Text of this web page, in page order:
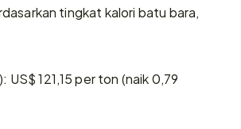
tingkat kalori batu bara,
US$ 121,15 per ton (naik 0,79